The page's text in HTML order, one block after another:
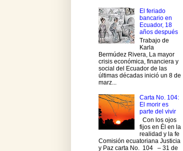
El feriado
bancario en
Ecuador, 18
años después
Trabajo de
Karla
Bermúdez Rivera, La mayor
crisis económica, financiera y
social del Ecuador de las
últimas décadas inició un 8 de
marz...
Carta No. 104:
El morir es
parte del vivir
Con los ojos
fijos en Él en la
realidad y la fe
Comisión ecuatoriana Justicia
y Paz carta No. 104 – 31 de